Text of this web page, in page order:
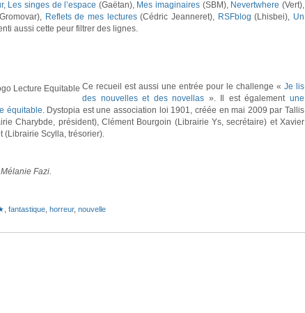
, Les singes de l’espace (Gaëtan), Mes imaginaires (SBM), Nevertwhere (Vert),
Reflets de mes lectures(Cédric Jeanneret), RSFblog (Lhisbei), Un
aussi cette peur filtrer des lignes.
Ce recueil est aussi une entrée pour le challenge « Je lis
des nouvelles et des novellas ». Il est égalementune
équitable. Dystopia est une association loi 1901, créée en mai 2009 par Tallis
Charybde, président), Clément Bourgoin (Librairie Ys, secrétaire) et Xavier
(Librairie Scylla, trésorier).
Fazi.
fantastique horreur, nouvelle